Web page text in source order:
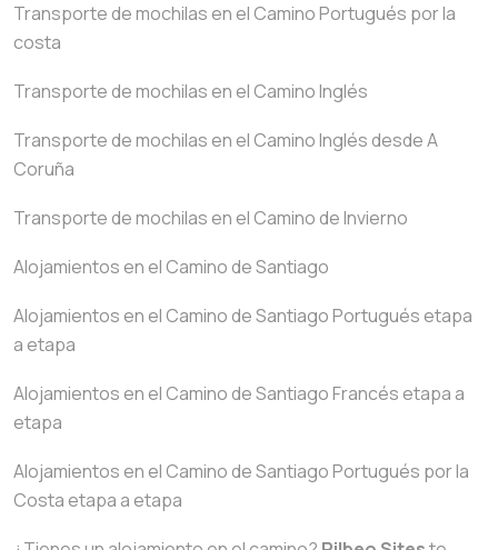
Transporte de mochilas en el Camino Portugués por la
costa
Transporte de mochilas en el Camino Inglés
Transporte de mochilas en el Camino Inglés desde A
Coruña
Transporte de mochilas en el Camino de Invierno
Alojamientos en el Camino de Santiago
Alojamientos en el Camino de Santiago Portugués etapa
a etapa
Alojamientos en el Camino de Santiago Francés etapa a
etapa
Alojamientos en el Camino de Santiago Portugués por la
Costa etapa a etapa